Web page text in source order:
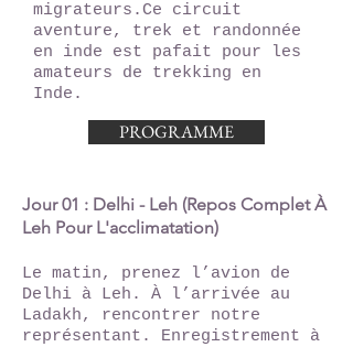
migrateurs.Ce circuit
aventure, trek et randonnée
en inde est pafait pour les
amateurs de trekking en
Inde.
PROGRAMME
Jour 01 : Delhi - Leh (Repos Complet À
Leh Pour L'acclimatation)
Le matin, prenez l’avion de
Delhi à Leh. À l’arrivée au
Ladakh, rencontrer notre
représentant. Enregistrement à